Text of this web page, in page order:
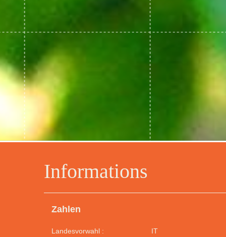
Informations
Zahlen
Landesvorwahl : IT